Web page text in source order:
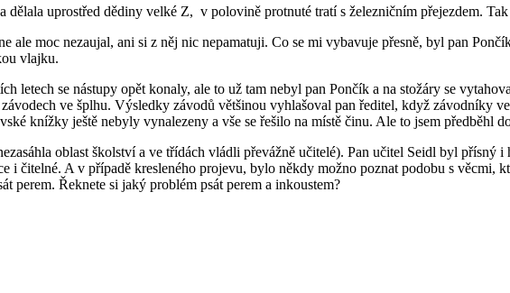
uprostřed dědiny velké Z, v polovině protnuté tratí s železničním přejezdem. Tak
ale moc nezaujal, ani si z něj nic nepamatuji. Co se mi vybavuje přesně, byl pan
vlajku.
letech se nástupy opět konaly, ale to už tam nebyl pan Pončík a na stožáry se
ve šplhu. Výsledky závodů většinou vyhlašoval pan ředitel, když závodníky
knížky ještě nebyly vynalezeny a vše se řešilo na místě činu. Ale to jsem předběhl
oblast školství a ve třídách vládli převážně učitelé). Pan učitel Seidl byl přísný
i čitelné. A v případě kresleného projevu, bylo někdy možno poznat podobu s věcmi,
perem. Řeknete si jaký problém psát perem a inkoustem?